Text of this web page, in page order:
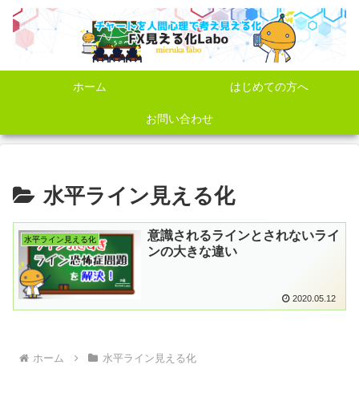
ホーム はじめての方へ
お問い合わせ
水平ライン見える化
水平ライン見える化
意識されるラインとされないライ
ンの大きな違い
2020.05.12
ホーム 水平ライン見える化